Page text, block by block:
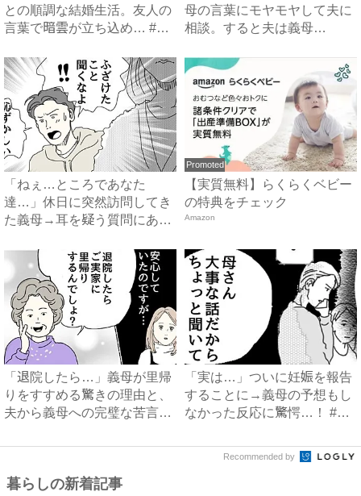
との順調な結婚生活。友人の
言葉で暗雲が立ち込め… #
母の言葉にモヤモヤして夫に
相談。すると夫は義母
「ねぇ…ところであなた
達…」休日に突然訪問してき
た義母→耳を疑う質問にあ
Promoted
【実質無料】らくらくベビー
の特典をチェック
Amazon
「退院したら…」義母が里帰
りをすすめる驚きの理由と、
夫から義母への完璧な苦言
「実は…」ついに妊娠を報告
することに→義母の予想もし
なかった反応に驚愕…！ #
Recommended by
暮らしの新着記事